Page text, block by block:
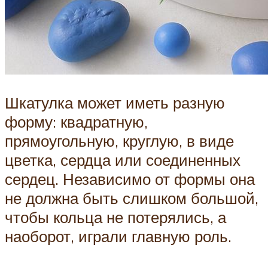
Шкатулка может иметь разную
форму: квадратную,
прямоугольную, круглую, в виде
цветка, сердца или соединенных
сердец. Независимо от формы она
не должна быть слишком большой,
чтобы кольца не потерялись, а
наоборот, играли главную роль.